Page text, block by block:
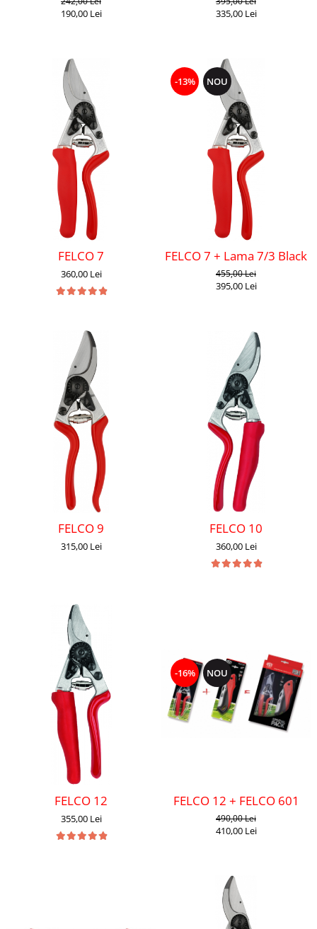
190,00 Lei 335,00 Lei
FELCO 7
360,00 Lei
-13% NOU
FELCO 7 + Lama 7/3 Black
455,00 Lei
395,00 Lei
FELCO 9
315,00 Lei
FELCO 10
360,00 Lei
FELCO 12
355,00 Lei
-16% NOU
FELCO 12 + FELCO 601
490,00 Lei
410,00 Lei